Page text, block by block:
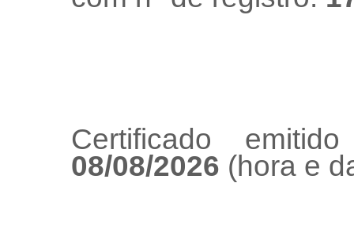
Certificado
08/08/2026 (hora e